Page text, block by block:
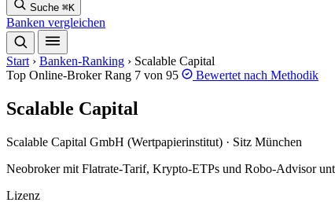
Suche ⌘K
Banken vergleichen
Start › Banken-Ranking › Scalable Capital
Top Online-Broker Rang 7 von 95 Bewertet nach Methodik
Scalable Capital
Scalable Capital GmbH (Wertpapierinstitut) · Sitz München
Neobroker mit Flatrate-Tarif, Krypto-ETPs und Robo-Advisor
Lizenz